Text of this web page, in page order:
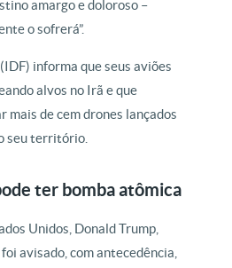
amargo e doloroso –
o sofrerá”.
informa que seus aviões
alvos no Irã e que
mais de cem drones lançados
seu território.
ter bomba atômica
Unidos, Donald Trump,
avisado, com antecedência,